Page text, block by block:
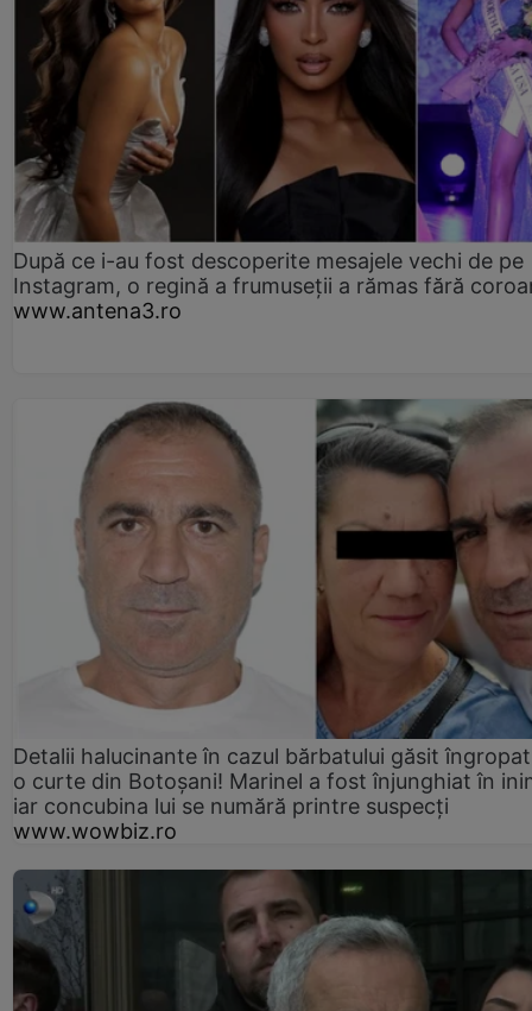
După ce i-au fost descoperite mesajele vechi de pe
Instagram, o regină a frumuseții a rămas fără
www.antena3.ro
Detalii halucinante în cazul bărbatului găsit
o curte din Botoșani! Marinel a fost înjunghiat în
iar concubina lui se numără printre suspecți
www.wowbiz.ro